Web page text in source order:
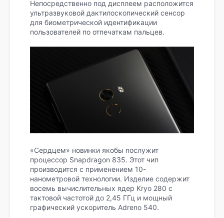
Непосредственно под дисплеем расположится
ультразвуковой дактилоскопический сенсор
для биометрической идентификации
пользователей по отпечаткам пальцев.
«Сердцем» новинки якобы послужит
процессор Snapdragon 835. Этот чип
производится с применением 10-
нанометровой технологии. Изделие содержит
восемь вычислительных ядер Kryo 280 с
тактовой частотой до 2,45 ГГц и мощный
графический ускоритель Adreno 540.